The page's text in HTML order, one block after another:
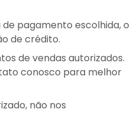
pagamento escolhida, o
de crédito.
de vendas autorizados.
conosco para melhor
não nos